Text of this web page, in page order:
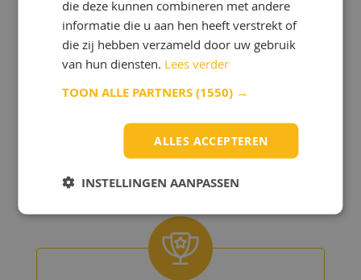
GEDETAILLEERD
ADVIES
Onze experts helpen u bij het kiezen
van de beste producten, zodat u het
maximale uit uw voertuig of machine
die deze kunnen combineren met andere
informatie die u aan hen heeft verstrekt of
die zij hebben verzameld door uw gebruik
van hun diensten. Lees verder
TOON ALLE PARTNERS(1550) →
ALLES ACCEPTEREN
INSTELLINGEN AANPASSEN